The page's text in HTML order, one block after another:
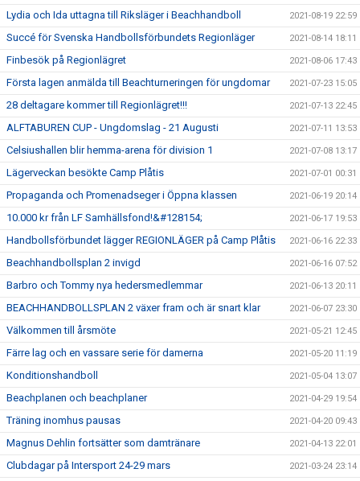
Lydia och Ida uttagna till Riksläger i Beachhandboll 2021-08-19 22:59
Succé för Svenska Handbollsförbundets Regionläger 2021-08-14 18:11
Finbesök på Regionlägret 2021-08-06 17:43
Första lagen anmälda till Beachturneringen för ungdomar 2021-07-23 15:05
28 deltagare kommer till Regionlägret!!! 2021-07-13 22:45
ALFTABUREN CUP - Ungdomslag - 21 Augusti 2021-07-11 13:53
Celsiushallen blir hemma-arena för division 1 2021-07-08 13:17
Lägerveckan besökte Camp Plåtis 2021-07-01 00:31
Propaganda och Promenadseger i Öppna klassen 2021-06-19 20:14
10.000 kr från LF Samhällsfond!&#128154; 2021-06-17 19:53
Handbollsförbundet lägger REGIONLÄGER på Camp Plåtis 2021-06-16 22:33
Beachhandbollsplan 2 invigd 2021-06-16 07:52
Barbro och Tommy nya hedersmedlemmar 2021-06-13 20:11
BEACHHANDBOLLSPLAN 2 växer fram och är snart klar 2021-06-07 23:30
Välkommen till årsmöte 2021-05-21 12:45
Färre lag och en vassare serie för damerna 2021-05-20 11:19
Konditionshandboll 2021-05-04 13:07
Beachplanen och beachplaner 2021-04-29 19:54
Träning inomhus pausas 2021-04-20 09:43
Magnus Dehlin fortsätter som damtränare 2021-04-13 22:01
Clubdagar på Intersport 24-29 mars 2021-03-24 23:14